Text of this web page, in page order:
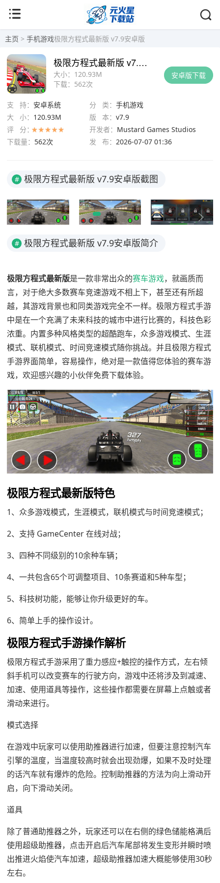
主页 > 手机游戏极限方程式最新版 v7.9安卓版
安卓版下载
大小： 120.93M
下载： 562次
极限方程式最新版 v7.9安卓版
支 持： 安卓系统 分 类： 手机游戏
大 小： 120.93M 版 本： v7.9
评 分：
开发者： Mustard Games Studios
下载量： 562次 发 布： 2026-07-07 01:36
# 极限方程式最新版 v7.9安卓版截图
# 极限方程式最新版 v7.9安卓版简介
极限方程式最新版是一款非常出众的赛车游戏，就画质而
言，对于绝大多数赛车竞速游戏不相上下，甚至还有所超
越，其游戏背景也和同类游戏完全不一样。极限方程式手游
中是在一个充满了未来科技的城市中进行比赛的，科技色彩
浓重。内置多种风格类型的超酷跑车，众多游戏模式、生涯
模式、联机模式、时间竞速模式随你挑战。并且极限方程式
手游界面简单，容易操作，绝对是一款值得您体验的赛车游
戏，欢迎感兴趣的小伙伴免费下载体验。
极限方程式最新版特色
1、众多游戏模式，生涯模式，联机模式与时间竞速模式；
2、支持 GameCenter 在线对战；
3、四种不同级别的10余种车辆；
4、一共包含65个可调整项目、10条赛道和5种车型；
5、科技树功能，能够让你升级更好的车。
6、简单上手的操作设计。
极限方程式手游操作解析
极限方程式手游采用了重力感应+触控的操作方式，左右倾
斜手机可以改变赛车的行驶方向，游戏中还将涉及到减速、
加速、使用道具等操作，这些操作都需要在屏幕上点触或者
滑动来进行。
模式选择
在游戏中玩家可以使用助推器进行加速，但要注意控制汽车
引擎的温度，当温度较高时就会出现劲爆，如果不及时处理
的话汽车就有爆炸的危险。控制助推器的方法为向上滑动开
启，向下滑动关闭。
道具
除了普通助推器之外，玩家还可以在右侧的绿色储能格满后
使用超级助推器，点击开启后汽车尾部将发生变形并瞬时喷
出推进火焰使汽车加速，超级助推器加速大概能够使用30秒
左右。